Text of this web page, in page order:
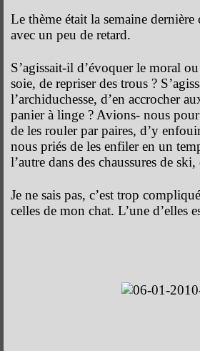
Le thème était la semaine
avec un peu de retard.
S’agissait-il d’évoquer le moral
soie, de repriser des trous ?
l’archiduchesse, d’en accrocher
panier à linge ? Avions- nous
de les rouler par paires, d’y
nous priés de les enfiler en un
l’autre dans des chaussures de
Je ne sais pas, c’est trop
celles de mon chat. L’une d’elles